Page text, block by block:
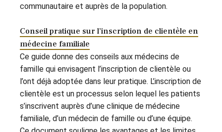
communautaire et auprès de la population.
Conseil pratique sur l’inscription de clientèle en
médecine familiale
Ce guide donne des conseils aux médecins de
famille qui envisagent l’inscription de clientèle ou
l’ont déjà adoptée dans leur pratique. L’inscription de
clientèle est un processus selon lequel les patients
s’inscrivent auprès d’une clinique de médecine
familiale, d’un médecin de famille ou d’une équipe.